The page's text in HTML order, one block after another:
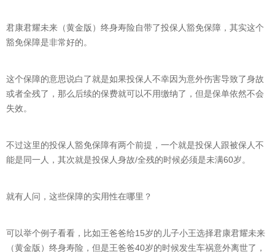
君康君耀未来（黄金版）终身寿险自带了投保人豁免保障，其实这个
豁免保障是非常好的。
这个保障的意思说白了就是如果投保人不幸因为意外伤害导致了身故
或者全残了，那么后续的保费就可以不用缴纳了，但是保单依然不会
失效。
不过这里的投保人豁免保障有两个前提，一个就是投保人跟被保人不
能是同一人，其次就是投保人身故/全残的时候必须是未满60岁。
就有人问，这些保障的实用性在哪里？
可以举个例子看看，比如王爸爸给15岁的儿子小王选择君康君耀未来
（黄金版）终身寿险，但是王爸爸40岁的时候发生车祸意外离世了，